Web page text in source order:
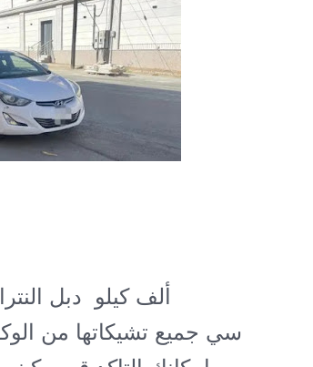
سي جميع تشيكاتها من